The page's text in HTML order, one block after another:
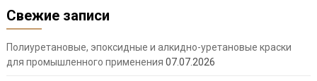
Свежие записи
Полиуретановые, эпоксидные и алкидно-уретановые краски
для промышленного применения 07.07.2026